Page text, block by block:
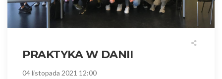
PRAKTYKA W DANII
04 listopada 2021 12:00